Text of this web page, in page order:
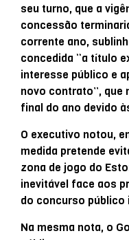
seu turno, que a
concessão
corrente ano,
concedida “a título
interesse público e
novo contrato”, que
final do ano devido
O executivo notou,
medida pretende
zona de jogo do
inevitável face aos
do concurso público
Na mesma nota, o